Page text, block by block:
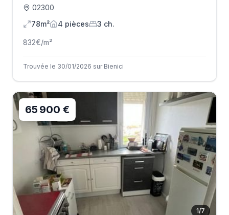
02300
78m²
4 pièces 3 ch.
832€/m²
Trouvée le 30/01/2026 sur Bienici
1/7
65 900 €